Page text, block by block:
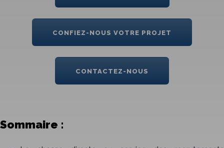
CONFIEZ-NOUS VOTRE PROJET
CONTACTEZ-NOUS
Sommaire :